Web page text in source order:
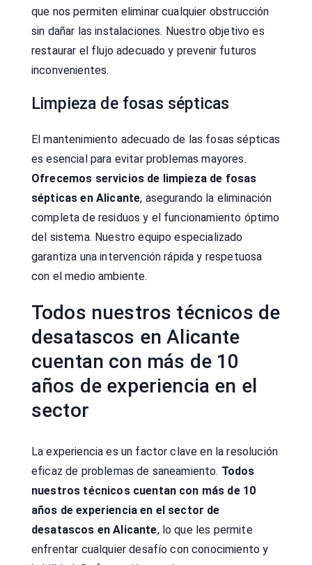
que nos permiten eliminar cualquier obstrucción
sin dañar las instalaciones. Nuestro objetivo es
restaurar el flujo adecuado y prevenir futuros
inconvenientes.
Limpieza de fosas sépticas
El mantenimiento adecuado de las fosas sépticas
es esencial para evitar problemas mayores.
Ofrecemos servicios de limpieza de fosas
sépticas en Alicante, asegurando la eliminación
completa de residuos y el funcionamiento óptimo
del sistema. Nuestro equipo especializado
garantiza una intervención rápida y respetuosa
con el medio ambiente.
Todos nuestros técnicos de
desatascos en Alicante
cuentan con más de 10
años de experiencia en el
sector
La experiencia es un factor clave en la resolución
eficaz de problemas de saneamiento. Todos
nuestros técnicos cuentan con más de 10
años de experiencia en el sector de
desatascos en Alicante, lo que les permite
enfrentar cualquier desafío con conocimiento y